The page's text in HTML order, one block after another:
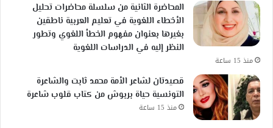
المحاضرة الثانية من سلسلة محاضرات تحليل
الأخطاء اللغوية في تعليم العربية ناطقين
بغيرها بعنوان مفهوم الخطأ اللغوي وتطور
النظر إليه في الدراسات اللغوية
منذ 15 ساعة
قصيدتان لشاعر الأمة محمد ثابت والشاعرة
التونسية حياة بربوش من كتاب قلوب شاعرة
منذ 15 ساعة